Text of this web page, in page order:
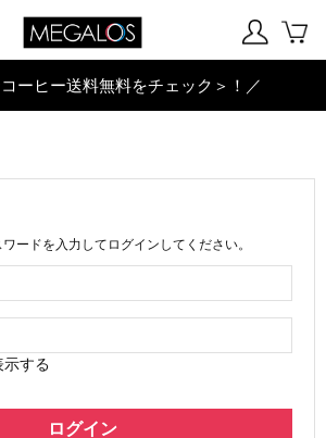
ーヒー送料無料をチェック＞！／
ードを入力してログインしてください。
示する